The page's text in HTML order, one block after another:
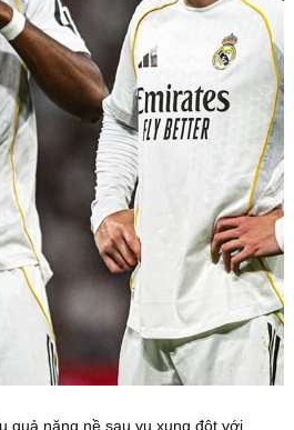
quả nặng nề sau vụ xung đột với